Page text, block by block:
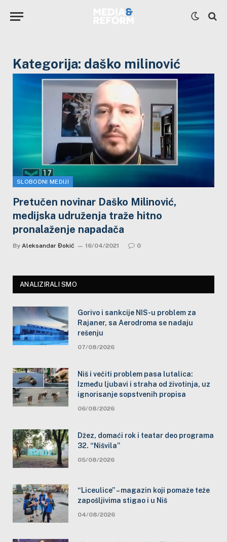
Kategorija: daško milinović
SLOBODNI MEDIJI
Pretučen novinar Daško Milinović,
medijska udruženja traže hitno
pronalaženje napadača
By Aleksandar Đokić 16/04/2021 0
ANALIZIRALI SMO
Gorivo i sankcije NIS-u problem za
Rajaner, sa Aerodroma se nadaju
rešenju
07/08/2026
Niš i večiti problem pasa lutalica:
Između ljubavi i straha od životinja, uz
ignorisanje sopstvenih propisa
06/08/2026
Džez, domaći rok i teatar deo programa
32. “Nišvila”
05/08/2026
“Liceulice” – magazin koji pomaže teže
zapošljivima stigao i u Niš
04/08/2026